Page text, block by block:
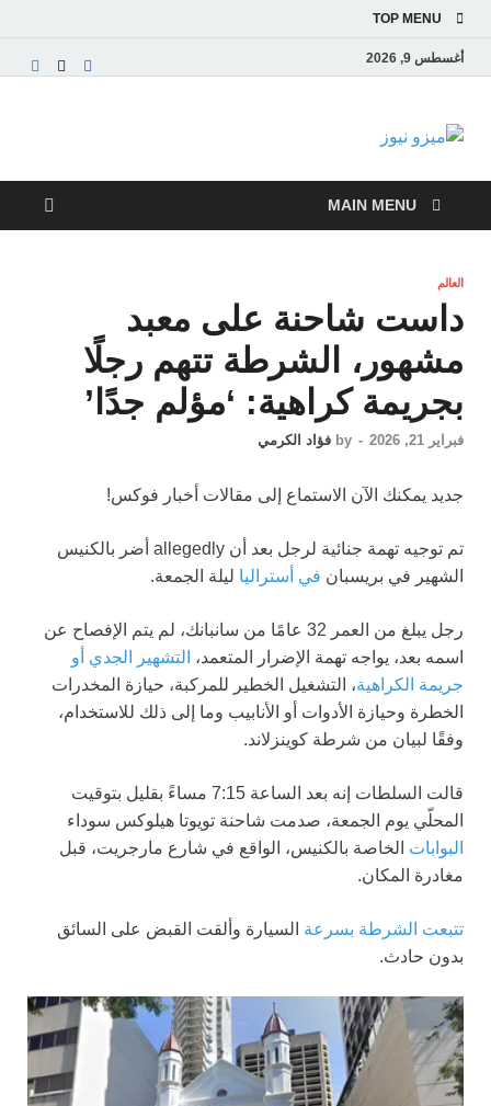
TOP MENU
أغسطس 9, 2026
ميزو نيوز
والاقتصادية
MAIN MENU
العالم
داست شاحنة على معبد
مشهور، الشرطة تتهم رجلًا
بجريمة كراهية: ‘مؤلم جدًا’
فبراير 21, 2026 -
by فؤاد الكرمي
جديد يمكنك الآن الاستماع إلى مقالات أخبار فوكس!
تم توجيه تهمة جنائية لرجل بعد أن allegedly أضر بالكنيس
الشهير في بريسبان في أستراليا ليلة الجمعة.
رجل يبلغ من العمر 32 عامًا من سانبانك، لم يتم الإفصاح عن
اسمه بعد، يواجه تهمة الإضرار المتعمد، التشهير الجدي أو
جريمة الكراهية، التشغيل الخطير للمركبة، حيازة المخدرات
الخطرة وحيازة الأدوات أو الأنابيب وما إلى ذلك للاستخدام،
وفقًا لبيان من شرطة كوينزلاند.
قالت السلطات إنه بعد الساعة 7:15 مساءً بقليل بتوقيت
المحلّي يوم الجمعة، صدمت شاحنة تويوتا هيلوكس سوداء
البوابات الخاصة بالكنيس، الواقع في شارع مارجريت، قبل
مغادرة المكان.
تتبعت الشرطة بسرعة السيارة وألقت القبض على السائق
بدون حادث.